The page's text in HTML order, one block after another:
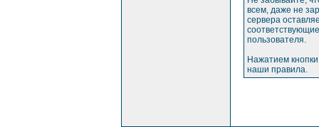
всем, даже не
сервера
пользователя.
Нажатием
наши правила.